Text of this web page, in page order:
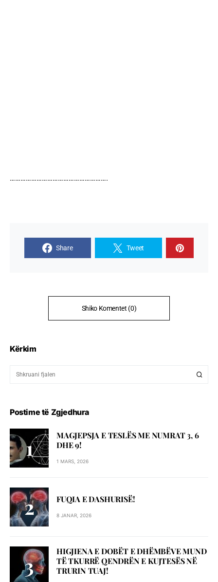
……………………………………………….
Share Tweet
Shiko Komentet (0)
Kërkim
Postime të Zgjedhura
MAGJEPSJA E TESLËS ME NUMRAT 3, 6
DHE 9!
1 MARS, 2026
FUQIA E DASHURISË!
8 JANAR, 2026
HIGJIENA E DOBËT E DHËMBËVE MUND
TË TKURRË QENDRËN E KUJTESËS NË
TRURIN TUAJ!